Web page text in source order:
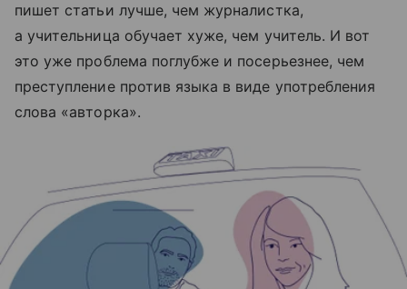
пишет статьи лучше, чем журналистка,
а учительница обучает хуже, чем учитель. И вот
это уже проблема поглубже и посерьезнее, чем
преступление против языка в виде употребления
слова «авторка».